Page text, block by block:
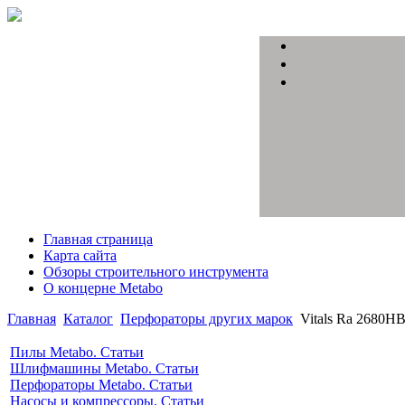
Главная страница
Карта сайта
Обзоры строительного инструмента
О концерне Metabo
Главная Каталог Перфораторы других марок Vitals Ra 2680HB
Пилы Metabo. Статьи
Шлифмашины Metabo. Статьи
Перфораторы Metabo. Статьи
Насосы и компрессоры. Статьи